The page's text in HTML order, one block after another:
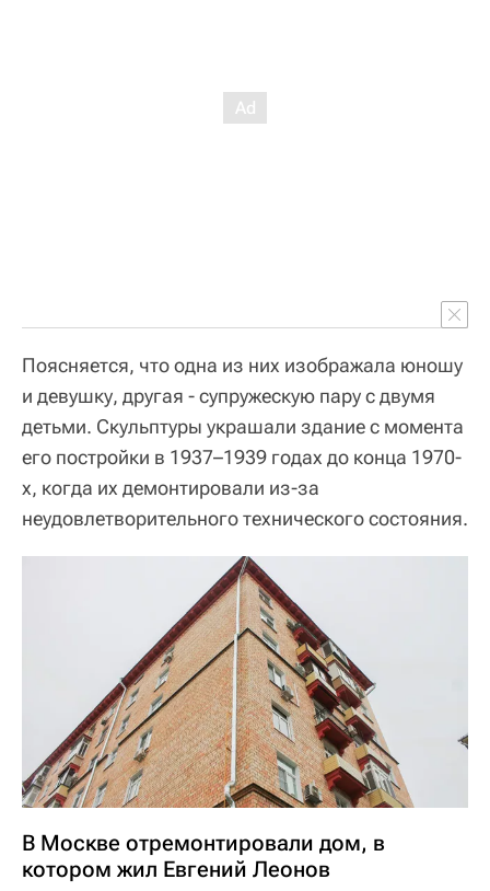
Поясняется, что одна из них изображала юношу
и девушку, другая - супружескую пару с двумя
детьми. Скульптуры украшали здание с момента
его постройки в 1937–1939 годах до конца 1970-
х, когда их демонтировали из-за
неудовлетворительного технического состояния.
В Москве отремонтировали дом, в
котором жил Евгений Леонов